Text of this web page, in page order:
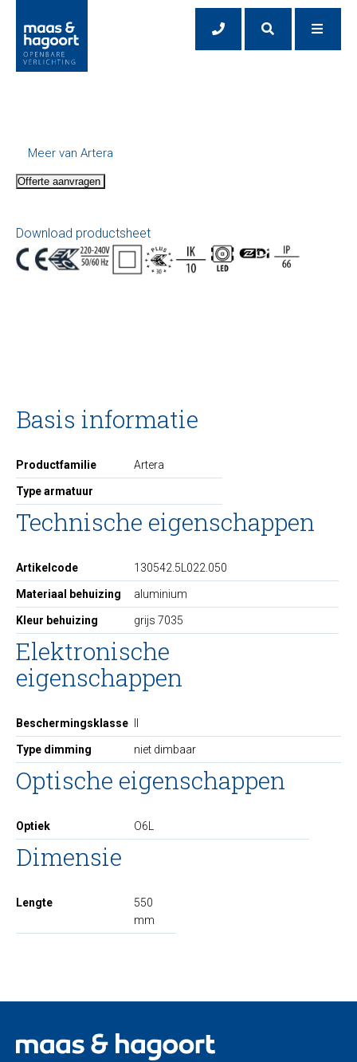
Meer van Artera
Offerte aanvragen
Download productsheet
Basis informatie
Productfamilie Artera
Type armatuur
Technische eigenschappen
Artikelcode 130542.5L022.050
Materiaal behuizing aluminium
Kleur behuizing grijs 7035
Elektronische
eigenschappen
Beschermingsklasse
Type dimming niet dimbaar
Optische eigenschappen
Optiek O6L
Dimensie
Lengte
550
mm